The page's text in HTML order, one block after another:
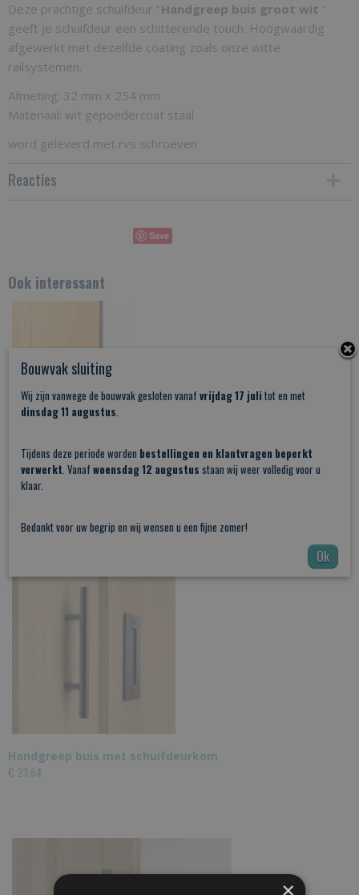
Deze prachtige schuifdeur ''Handgreep buis groot wit ''
geeft je schuifdeur een schitterende touch. Hoogwaardig
afgewerkt met dezelfde coating zoals onze witte
railsystemen.
Afmeting: 32 mm x 254 mm
Materiaal: wit gepoedercoat staal
word geleverd met rvs schroeven
Reacties
Save
Ook interessant
Schuifdeurkom medium zwart
€ 13,34
Handgreep buis met schuifdeurkom
€ 23,64
Bouwvak sluiting
Wij zijn vanwege de bouwvak gesloten vanaf vrijdag 17 juli tot en met
dinsdag 11 augustus.
Tijdens deze periode worden bestellingen en klantvragen beperkt
verwerkt. Vanaf woensdag 12 augustus staan wij weer volledig voor u
klaar.
Bedankt voor uw begrip en wij wensen u een fijne zomer!
Ok
×